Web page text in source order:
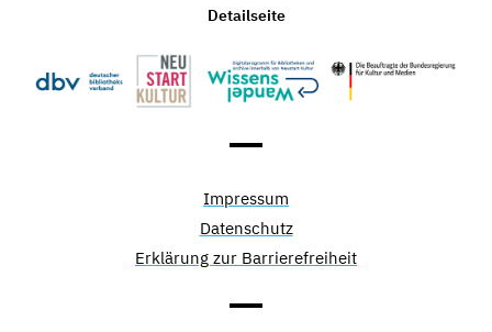
Detailseite
Impressum
Datenschutz
Erklärung zur Barrierefreiheit